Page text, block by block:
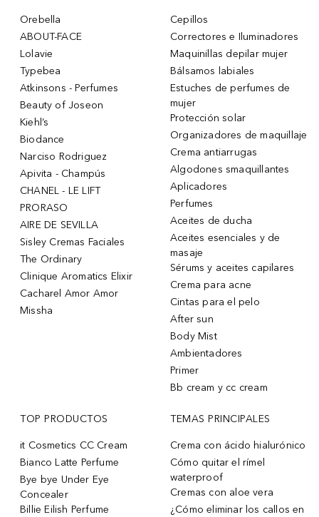
Orebella
ABOUT-FACE
Lolavie
Typebea
Atkinsons - Perfumes
Beauty of Joseon
Kiehl’s
Biodance
Narciso Rodriguez
Apivita - Champús
CHANEL - LE LIFT
PRORASO
AIRE DE SEVILLA
Sisley Cremas Faciales
The Ordinary
Clinique Aromatics Elixir
Cacharel Amor Amor
Missha
Cepillos
Correctores e Iluminadores
Maquinillas depilar mujer
Bálsamos labiales
Estuches de perfumes de
mujer
Protección solar
Organizadores de maquillaje
Crema antiarrugas
Algodones smaquillantes
Aplicadores
Perfumes
Aceites de ducha
Aceites esenciales y de
masaje
Sérums y aceites capilares
Crema para acne
Cintas para el pelo
After sun
Body Mist
Ambientadores
Primer
Bb cream y cc cream
TOP PRODUCTOS
it Cosmetics CC Cream
Bianco Latte Perfume
Bye bye Under Eye
Concealer
Billie Eilish Perfume
TEMAS PRINCIPALES
Crema con ácido hialurónico
Cómo quitar el rímel
waterproof
Cremas con aloe vera
¿Cómo eliminar los callos en